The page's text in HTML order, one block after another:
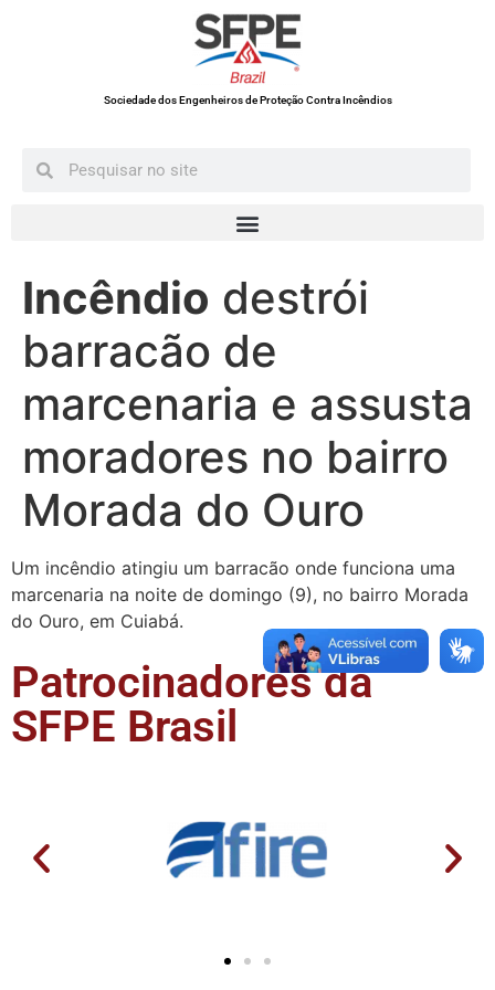
Sociedade dos Engenheiros de Proteção Contra Incêndios
Incêndio destrói
barracão de
marcenaria e assusta
moradores no bairro
Morada do Ouro
Um incêndio atingiu um barracão onde funciona uma
marcenaria na noite de domingo (9), no bairro Morada
do Ouro, em Cuiabá.
Patrocinadores da
SFPE Brasil